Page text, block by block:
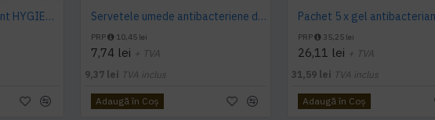
Gel virucid si dezinfectant HYGIENIUM, 300ml Servetele umede antibacteriene dezinfectante Hygienium, 48buc/pachet
PRP 10,45 lei
7,74 lei + TVA
9,37 lei TVA inclus
Adaugă în Coş
PRP 35,25 lei
26,11 lei + TVA
31,59 lei TVA inclus
Adaugă în Coş